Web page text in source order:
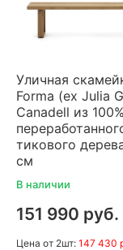
Уличная
Forma (ex Julia
Canadell из 100%
тикового
см
В наличии
151 990 руб.
Цена от 2шт: 147 430